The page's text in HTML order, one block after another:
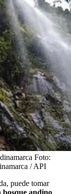
Foto:
/ API
puede tomar
bosque andino